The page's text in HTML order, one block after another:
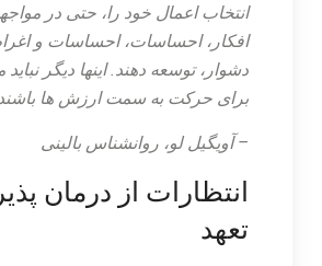
انتخاب اعمال خود را، حتی در
افکار، احساسات، احساسات و
دشوار، توسعه دهند. اینها دیگر نباید
برای حرکت به سمت ارزش ها
– آویگیل لو، روانشناس بالینی
انتظارات از درمان
تعهد